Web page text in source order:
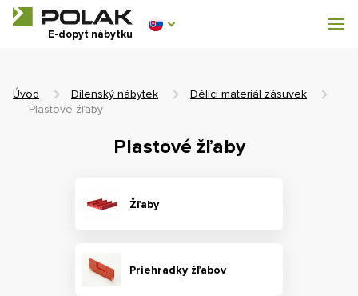
E-dopyt nábytku
Dílenský nábytek
Úvod Dílenský nábytek
Dělící materiál zásuvek
Plastové žľaby
Plastové žľaby
Žľaby
Priehradky žľabov